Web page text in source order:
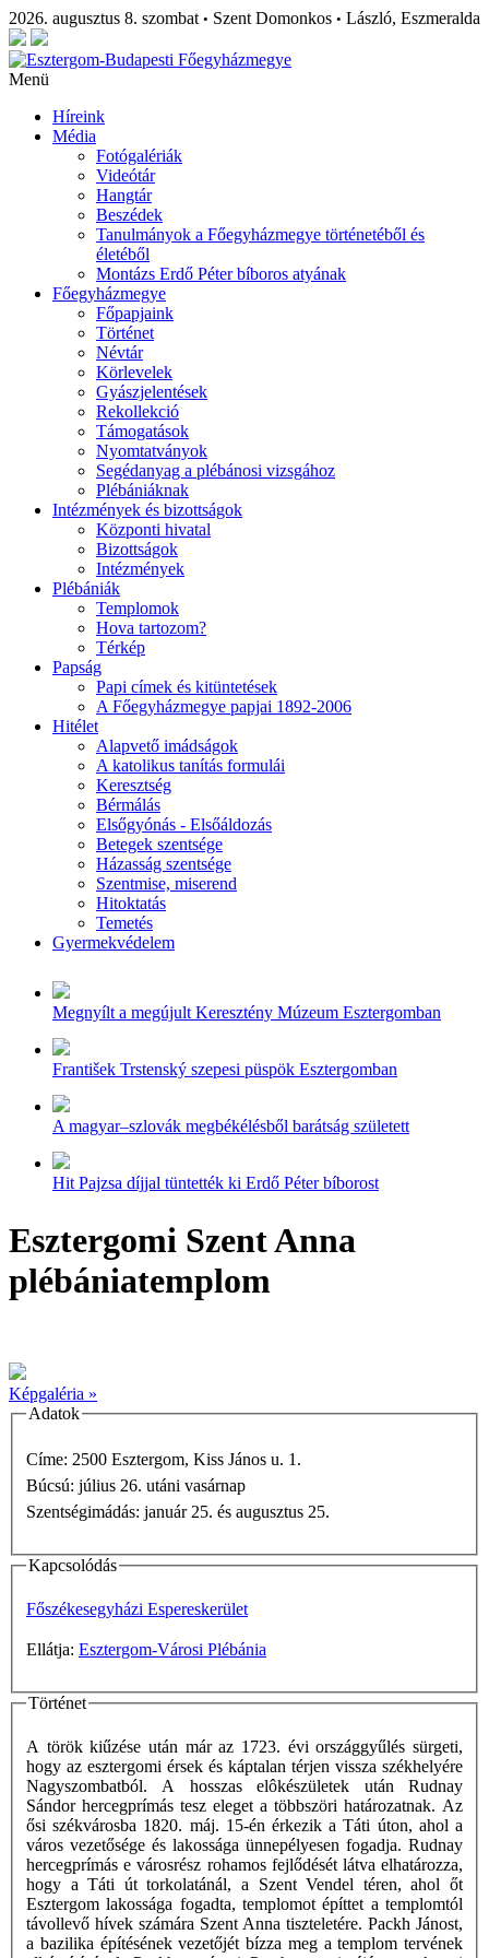
2026. augusztus 8. szombat • Szent Domonkos • László, Eszmeralda
Menü
Híreink
Média
Fotógalériák
Videótár
Hangtár
Beszédek
Tanulmányok a Főegyházmegye történetéből és
életéből
Montázs Erdő Péter bíboros atyának
Főegyházmegye
Főpapjaink
Történet
Névtár
Körlevelek
Gyászjelentések
Rekollekció
Támogatások
Nyomtatványok
Segédanyag a plébánosi vizsgához
Plébániáknak
Intézmények és bizottságok
Központi hivatal
Bizottságok
Intézmények
Plébániák
Templomok
Hova tartozom?
Térkép
Papság
Papi címek és kitüntetések
A Főegyházmegye papjai 1892-2006
Hitélet
Alapvető imádságok
A katolikus tanítás formulái
Keresztség
Bérmálás
Elsőgyónás - Elsőáldozás
Betegek szentsége
Házasság szentsége
Szentmise, miserend
Hitoktatás
Temetés
Gyermekvédelem
Megnyílt a megújult Keresztény Múzeum Esztergomban
František Trstenský szepesi püspök Esztergomban
A magyar–szlovák megbékélésből barátság született
Hit Pajzsa díjjal tüntették ki Erdő Péter bíborost
Esztergomi Szent Anna
plébániatemplom
Képgaléria »
Adatok
Címe: 2500 Esztergom, Kiss János u. 1.
Búcsú: július 26. utáni vasárnap
Szentségimádás: január 25. és augusztus 25.
Kapcsolódás
Főszékesegyházi Espereskerület
Ellátja: Esztergom-Városi Plébánia
Történet
A török kiűzése után már az 1723. évi országgyűlés sürgeti,
hogy az esztergomi érsek és káptalan térjen vissza székhelyére
Nagyszombatból. A hosszas elôkészületek után Rudnay
Sándor hercegprímás tesz eleget a többszöri határozatnak. Az
ősi székvárosba 1820. máj. 15-én érkezik a Táti úton, ahol a
város vezetősége és lakossága ünnepélyesen fogadja. Rudnay
hercegprímás e városrész rohamos fejlődését látva elhatározza,
hogy a Táti út torkolatánál, a Szent Vendel téren, ahol őt
Esztergom lakossága fogadta, templomot építtet a templomtól
távollevő hívek számára Szent Anna tiszteletére. Packh Jánost,
a bazilika építésének vezetőjét bízza meg a templom tervének